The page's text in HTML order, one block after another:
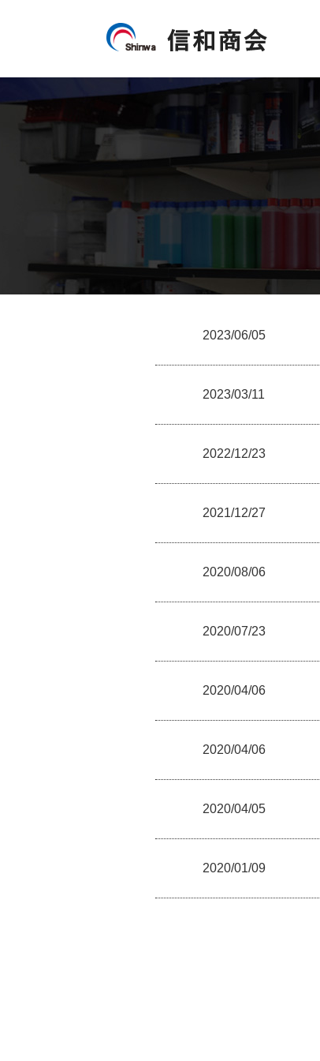
2023/06/05
2023/03/11
2022/12/23
2021/12/27
2020/08/06
2020/07/23
2020/04/06
2020/04/06
2020/04/05
2020/01/09